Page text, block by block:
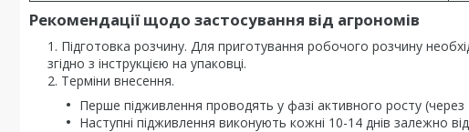
Рекомендації щодо застосування від агрономів
Підготовка розчину. Для приготування робочого розчину
згідно з інструкцією на упаковці.
Терміни внесення.
Перше підживлення проводять у фазі активного росту (через
Наступні підживлення виконують кожні 10-14 днів залежно